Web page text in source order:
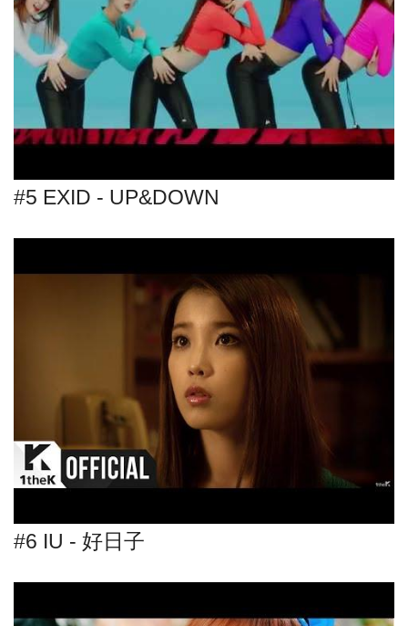
#5 EXID - UP&DOWN
#6 IU - 好日子